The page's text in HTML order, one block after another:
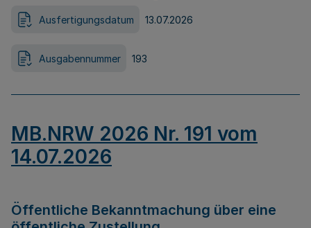
Ausfertigungsdatum 13.07.2026
Ausgabennummer 193
MB.NRW 2026 Nr. 191 vom
14.07.2026
Öffentliche Bekanntmachung über eine